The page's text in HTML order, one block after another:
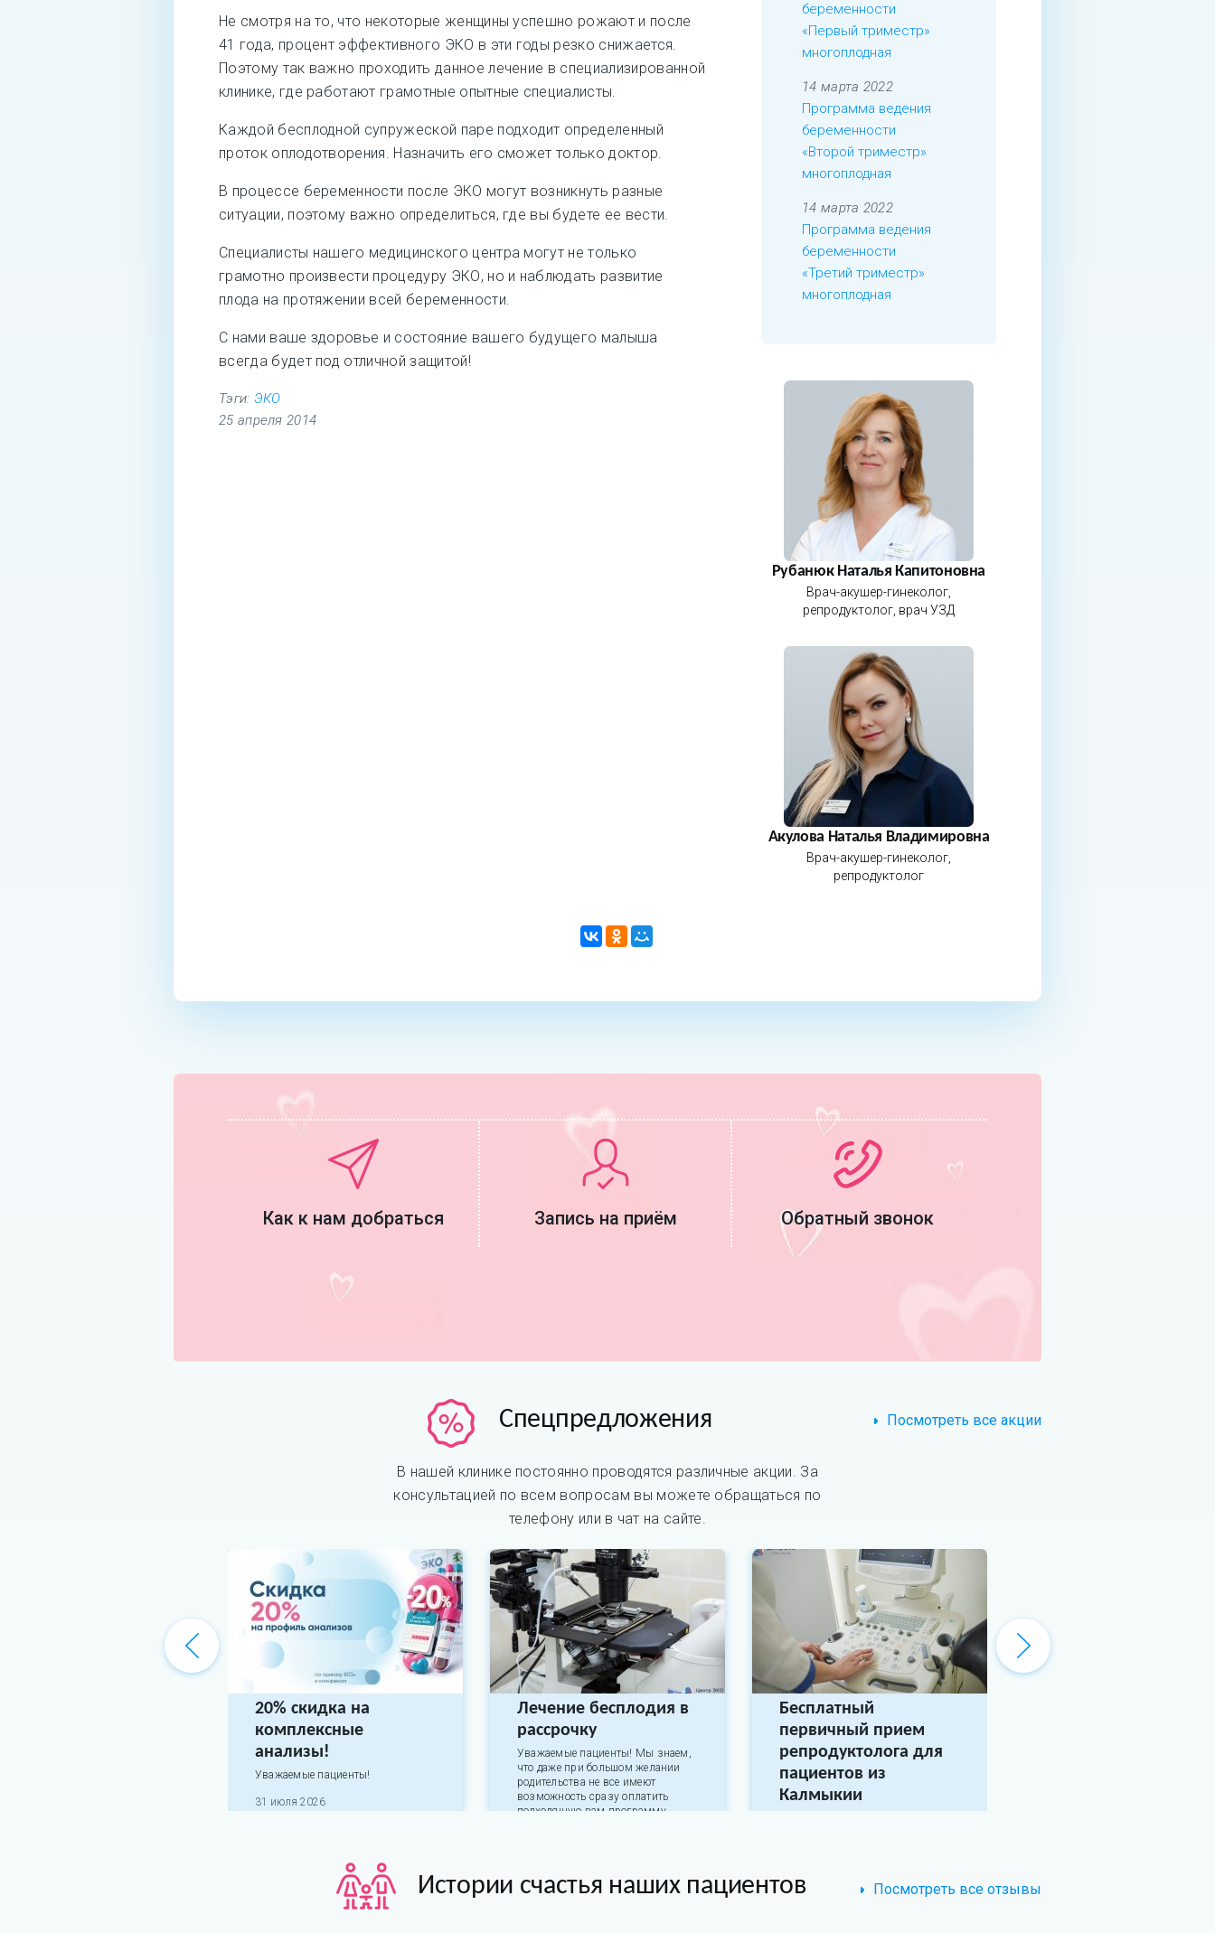
Не смотря на то, что некоторые женщины успешно рожают и после
41 года, процент эффективного ЭКО в эти годы резко снижается.
Поэтому так важно проходить данное лечение в специализированной
клинике, где работают грамотные опытные специалисты.
Каждой бесплодной супружеской паре подходит определенный
проток оплодотворения. Назначить его сможет только доктор.
В процессе беременности после ЭКО могут возникнуть разные
ситуации, поэтому важно определиться, где вы будете ее вести.
Специалисты нашего медицинского центра могут не только
грамотно произвести процедуру ЭКО, но и наблюдать развитие
плода на протяжении всей беременности.
С нами ваше здоровье и состояние вашего будущего малыша
всегда будет под отличной защитой!
Тэги: ЭКО
25 апреля 2014
беременности
«Первый триместр»
многоплодная
14 марта 2022
Программа ведения
беременности
«Второй триместр»
многоплодная
14 марта 2022
Программа ведения
беременности
«Третий триместр»
многоплодная
Рубанюк Наталья Капитоновна
Врач-акушер-гинеколог,
репродуктолог, врач УЗД
Акулова Наталья Владимировна
Врач-акушер-гинеколог,
репродуктолог
Как к нам добраться Запись на приём Обратный звонок
Спецпредложения
В нашей клинике постоянно проводятся различные акции. За
консультацией по всем вопросам вы можете обращаться по
телефону или в чат на сайте.
20% скидка на
комплексные
анализы!
Уважаемые пациенты!
31 июля 2026
Лечение бесплодия в
рассрочку
Уважаемые пациенты! Мы знаем,
что даже при большом желании
родительства не все имеют
возможность сразу оплатить
подходящую вам программу.
Бесплатный
первичный прием
репродуктолога для
пациентов из
Калмыкии
31 июля 2026
Посмотреть все акции
Истории счастья наших пациентов Посмотреть все отзывы